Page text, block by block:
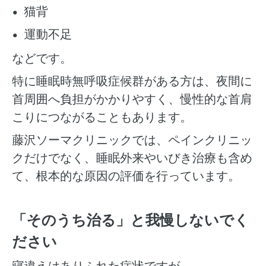
猫背
運動不足
などです。
特に睡眠時無呼吸症候群がある方は、夜間に
首周囲へ負担がかかりやすく、慢性的な首肩
こりにつながることもあります。
藤沢ソーマクリニックでは、ペインクリニッ
クだけでなく、睡眠外来やいびき治療も含め
て、根本的な原因の評価を行っています。
「そのうち治る」と我慢しないでく
ださい